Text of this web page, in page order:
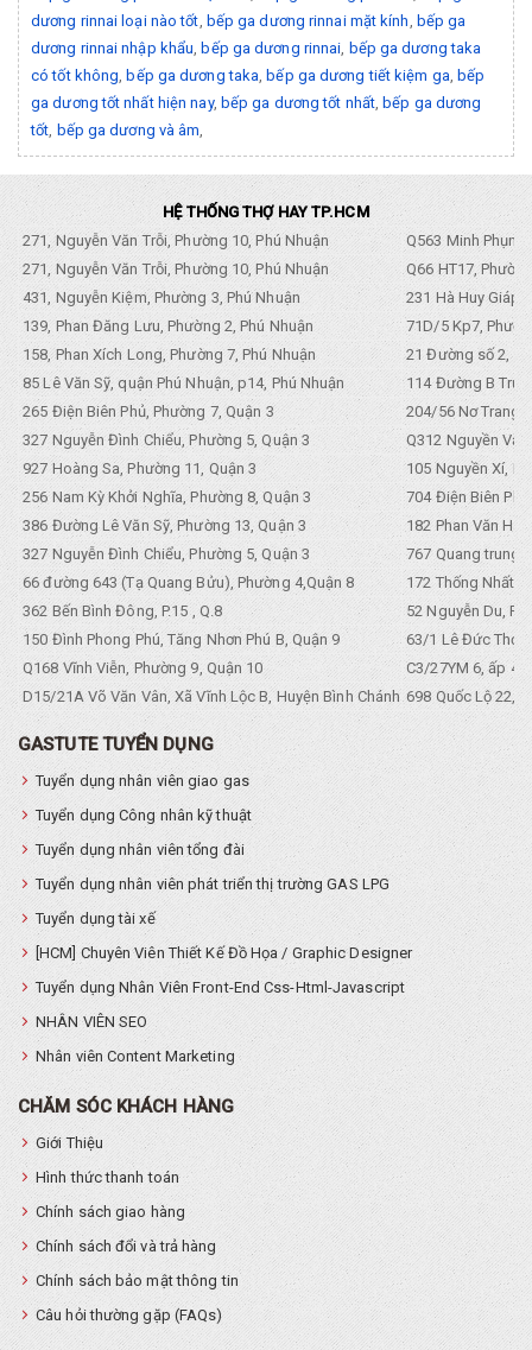
dương rinnai loại nào tốt bếp ga dương rinnai mặt kính bếp ga
dương rinnai nhập khẩu ,bếp ga dương rinnai bếp ga dương taka
có tốt không ,bếp ga dương taka ,bếp ga dương tiết kiệm ga ,bếp
ga dương tốt nhất hiện nay, bếp ga dương tốt nhất,bếp ga dương
tốt bếp ga dương và âm
HỆ THỐNG THỢ HAY TP.HCM
271, Nguyễn Văn Trỗi, Phường 10, Phú Nhuận
Q563 Minh
271, Nguyễn Văn Trỗi, Phường 10, Phú Nhuận
Q66 HT17,
431, Nguyễn Kiệm, Phường 3, Phú Nhuận
231 Hà Huy Giáp,
139, Phan Đăng Lưu, Phường 2, Phú Nhuận
71D/5 Kp7,
158, Phan Xích Long, Phường 7, Phú Nhuận
21 Đường số 2,
85 Lê Văn Sỹ, quận Phú Nhuận, p14, Phú Nhuận
114 Đường B
265 Điện Biên Phủ, Phường 7, Quận 3
204/56 Nơ Trang
327 Nguyễn Đình Chiểu, Phường 5, Quận 3
Q312 Nguyền
927 Hoàng Sa, Phường 11, Quận 3
105 Nguyền Xí,
256 Nam Kỳ Khởi Nghĩa, Phường 8, Quận 3
704 Điện Biên
386 Đường Lê Văn Sỹ, Phường 13, Quận 3
182 Phan Văn
327 Nguyễn Đình Chiểu, Phường 5, Quận 3
767 Quang trung,
66 đường 643 (Tạ Quang Bửu), Phường 4,Quận 8
172 Thống Nhất.
362 Bến Bình Đông, P.15 , Q.8
52 Nguyễn Du,
150 Đình Phong Phú, Tăng Nhơn Phú B, Quận 9
63/1 Lê Đức Thọ,
Q168 Vĩnh Viễn, Phường 9, Quận 10
C3/27YM 6, ấp 4,
D15/21A Võ Văn Vân, Xã Vĩnh Lộc B, Huyện Bình Chánh 698 Quốc Lộ 22,
GASTUTE TUYỂN DỤNG
Tuyển dụng nhân viên giao gas
Tuyển dụng Công nhân kỹ thuật
Tuyển dụng nhân viên tổng đài
Tuyển dụng nhân viên phát triển thị trường GAS LPG
Tuyển dụng tài xế
[HCM] Chuyên Viên Thiết Kế Đồ Họa / Graphic Designer
Tuyển dụng Nhân Viên Front-End Css-Html-Javascript
NHÂN VIÊN SEO
Nhân viên Content Marketing
CHĂM SÓC KHÁCH HÀNG
Giới Thiệu
Hình thức thanh toán
Chính sách giao hàng
Chính sách đổi và trả hàng
Chính sách bảo mật thông tin
Câu hỏi thường gặp (FAQs)